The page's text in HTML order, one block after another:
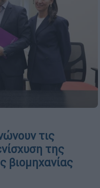
τις
της
βιομηχανίας